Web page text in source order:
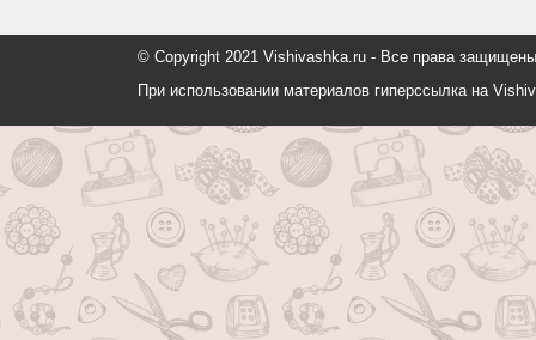
© Copyright 2021 Vishivashka.ru - Все права
При использовании материалов гиперссылка на